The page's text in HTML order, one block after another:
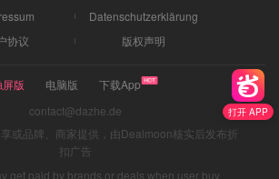
打开 APP
Datenschutzerklärung
协议
版权声明
版 电脑版
下载App
contact@dazhe.de
或品牌、商家提供，由Dealmoon核实后发布折
扣广告
get paid by brands or deals when user buy